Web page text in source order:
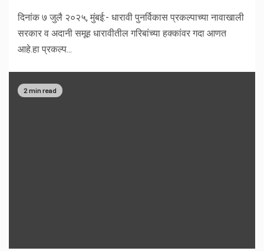
दिनांक ७ जुलै २०२५, मुंबई:- धारावी पुनर्विकास प्रकल्पाच्या नावाखाली
सरकार व अदानी समूह धारावीतील गरिबांच्या हक्कांवर गदा आणत
आहे.हा प्रकल्प...
2 min read